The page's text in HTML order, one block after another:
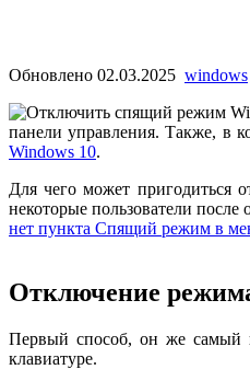
Обновлено 02.03.2025 windows
панели управления. Также, в
Windows 10.
Для чего может пригодиться
некоторые пользователи
нет пункта Спящий режим в
Отключение
Первый способ, он же самый
клавиатуре.